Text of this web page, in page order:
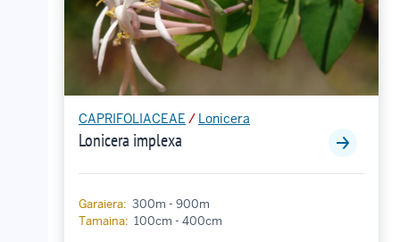
CAPRIFOLIACEAE / Lonicera
Lonicera implexa
Garaiera: 300m - 900m
Tamaina: 100cm - 400cm